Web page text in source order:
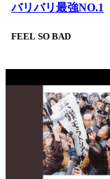
バリバリ最強NO.1
FEEL SO BAD